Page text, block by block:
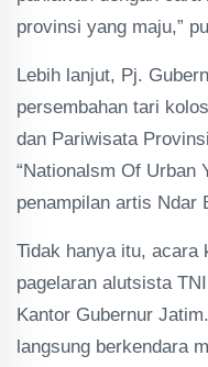
provinsi yang maju,”
Lebih lanjut, Pj.
persembahan tari
dan Pariwisata
“Nationalsm Of Urban
penampilan artis Ndar
Tidak hanya itu, acara
pagelaran alutsista
Kantor Gubernur
langsung berkendara